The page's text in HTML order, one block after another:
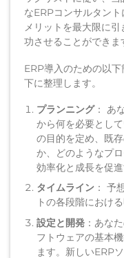
なERPコンサルタン
メリットを最大限に
功させることができま
ERP導入のための以
下に整理します。
プランニング： あ
から何を必要とし
の目的を定め、既
か、どのようなプ
効率化と成長を促
タイムライン ： 予
トの各段階におけ
設定と開発 ：あな
フトウェアの基本
ます。新しいERP